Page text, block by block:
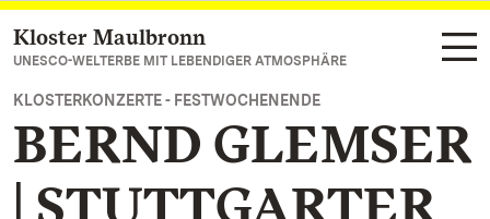
Zum Hauptinhalt springen
Kloster Maulbronn
UNESCO-WELTERBE MIT LEBENDIGER ATMOSPHÄRE
KLOSTERKONZERTE - FESTWOCHENENDE
BERND GLEMSER
| STUTTGARTER